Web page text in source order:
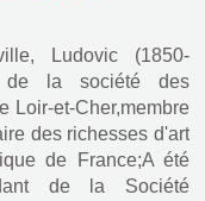
Ludovic (1850-
de la société des
Loir-et-Cher,membre
des richesses d'art
de France;A été
de la Société